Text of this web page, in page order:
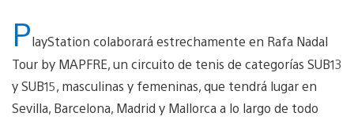
PlayStation colaborará estrechamente en Rafa Nadal
Tour by MAPFRE, un circuito de tenis de categorías SUB13
y SUB15, masculinas y femeninas, que tendrá lugar en
Sevilla, Barcelona, Madrid y Mallorca a lo largo de todo